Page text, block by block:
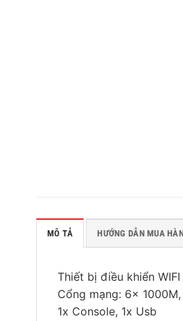
MÔ TẢ HƯỚNG DẪN MUA
Thiết bị điều khiển
Cổng mạng: 6x
1x Console, 1x Usb